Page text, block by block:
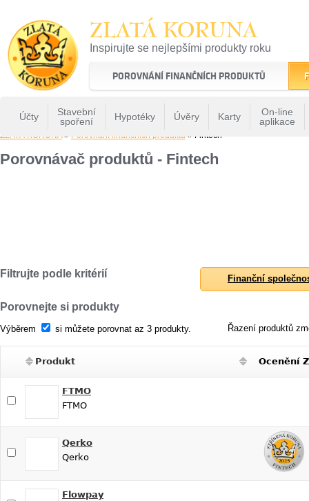
ZLATÁ KORUNA
Inspirujte se nejlepšími produkty roku
22 let tradice a kvality na finančním trhu
POROVNÁNÍ FINANČNÍCH PRODUKTŮ
Účty
Stavební
spoření
Hypotéky Úvěry Karty
On-line
aplikace
ZLATÁ KORUNA» Porovnání finančních produktů » Fintech
Porovnávač produktů - Fintech
Filtrujte podle kritérií Finanční
Porovnejte si produkty
Řazení produktů
Výběrem si můžete porovnat az 3 produkty.
Produkt Ocenění
FTMO
FTMO
Qerko
Qerko
Flowpay